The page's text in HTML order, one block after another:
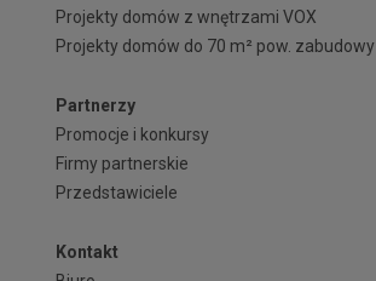
Projekty domów z wnętrzami VOX
Projekty domów do 70 m² pow. zabudowy
Partnerzy
Promocje i konkursy
Firmy partnerskie
Przedstawiciele
Kontakt